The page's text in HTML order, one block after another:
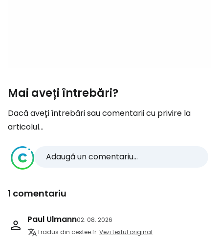
Mai aveți întrebări?
Dacă aveți întrebări sau comentarii cu privire la
articolul...
Adaugă un comentariu...
1 comentariu
Paul Ulmann02. 08. 2026
Tradus din cestee.fr Vezi textul original